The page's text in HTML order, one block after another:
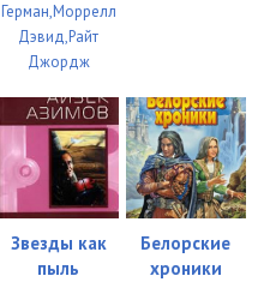
Герман,Моррелл
Дэвид,Райт
Джордж
Звезды как
пыль
Белорские
хроники